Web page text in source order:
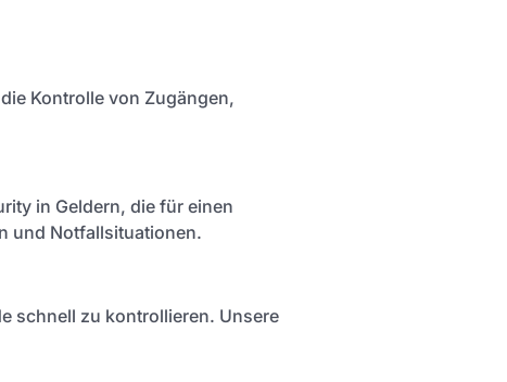
Kontrolle von Zugängen,
in Geldern, die für einen
und Notfallsituationen.
schnell zu kontrollieren. Unsere